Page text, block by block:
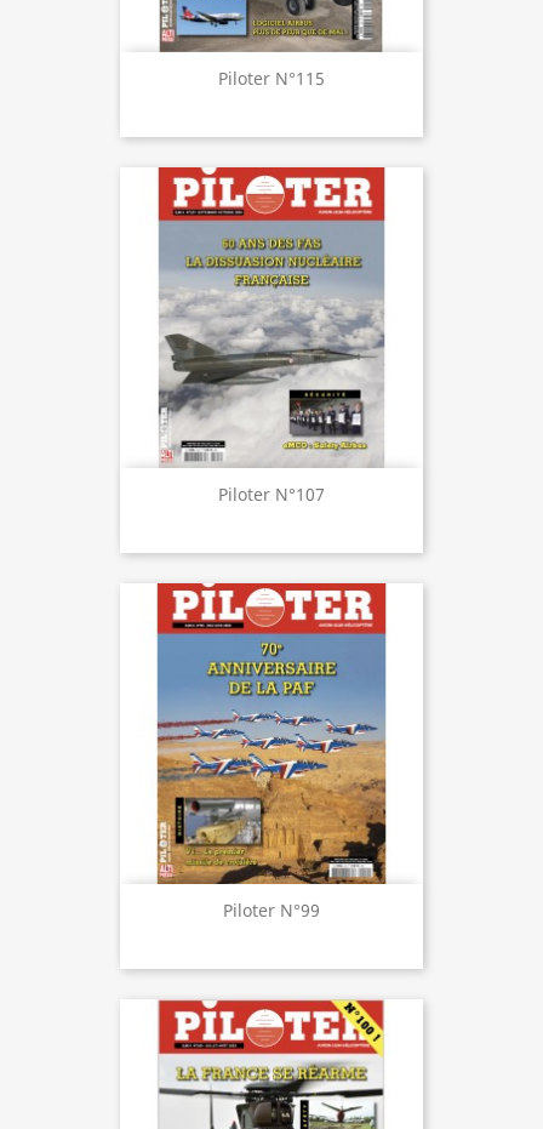
Piloter N°115
Piloter N°107
Piloter N°99